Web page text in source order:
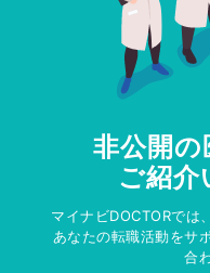
非公開の
ご紹介
マイナビDOCTORでは
あなたの転職活動をサ
合